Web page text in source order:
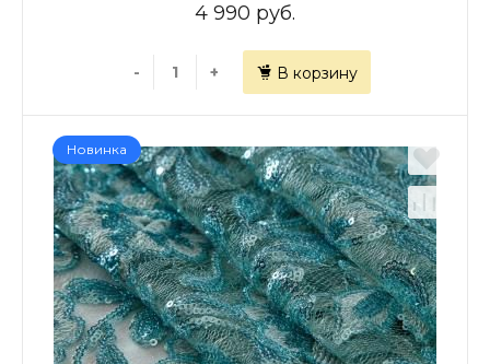
4 990 руб.
- + В корзину
Новинка